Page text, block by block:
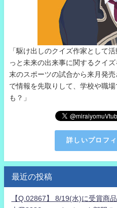
「駆け出しのクイズ作家として
っと未来の出来事に関するクイ
末のスポーツの試合から来月発
で情報を先取りして、学校や職
も？」
詳しいプロフ
最近の投稿
【Q.02867】 8/19(水)に受賞商